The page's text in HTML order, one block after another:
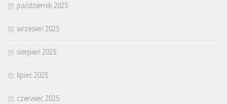
październik 2025
wrzesień 2025
sierpień 2025
lipiec 2025
czerwiec 2025